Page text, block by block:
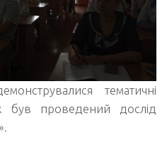
тематичні
був проведений дослід